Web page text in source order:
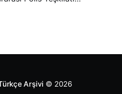
Arşivi © 2026